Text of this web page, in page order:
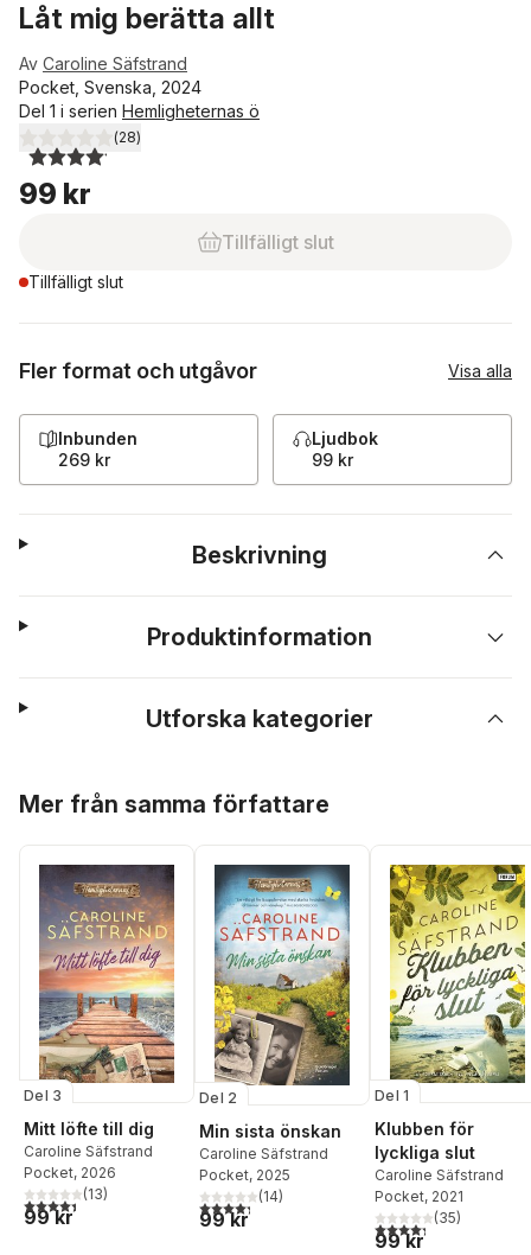
Låt mig berätta allt
Av Caroline Säfstrand
Pocket, Svenska, 2024
Del 1 i serien Hemligheternas ö
4,1utav 5 stjärnor. Totalt antal röster:
(28)
99 kr
Tillfälligt slut
Tillfälligt slut
Fler format och utgåvor Visa alla
Inbunden
269 kr
Ljudbok
99 kr
Beskrivning
Produktinformation
Utforska kategorier
Mer från samma författare
Del 3
Mitt löfte till dig
Caroline Säfstrand
Pocket, 2026
4,4utav 5 stjärnor. Totalt antal röster:
(13)
99 kr
Del 2
Min sista önskan
Caroline Säfstrand
Pocket, 2025
4,3utav 5 stjärnor. Totalt antal röster:
(14)
99 kr
Del 1
Klubben för
lyckliga slut
Caroline Säfstrand
Pocket, 2021
4,3utav 5 stjärnor.
(35)
99 kr